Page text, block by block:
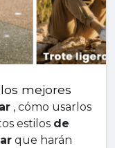
, cómo usarlos
estilos de
que harán